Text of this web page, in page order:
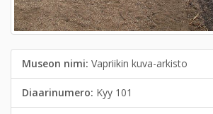
Museon nimi: Vapriikin kuva-arkisto
Diaarinumero: Kyy 101